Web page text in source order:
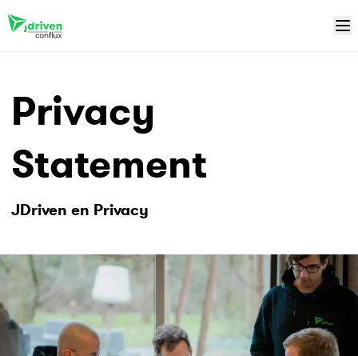
Privacy
Statement
JDriven en Privacy